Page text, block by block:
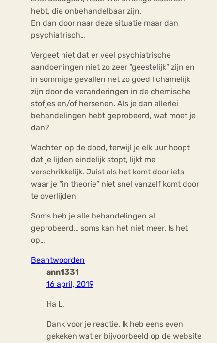
hebt, die onbehandelbaar zijn.
En dan door naar deze situatie maar dan
psychiatrisch…
Vergeet niet dat er veel psychiatrische
aandoeningen niet zo zeer “geestelijk” zijn en
in sommige gevallen net zo goed lichamelijk
zijn door de veranderingen in de chemische
stofjes en/of hersenen. Als je dan allerlei
behandelingen hebt geprobeerd, wat moet je
dan?
Wachten op de dood, terwijl je elk uur hoopt
dat je lijden eindelijk stopt, lijkt me
verschrikkelijk. Juist als het komt door iets
waar je “in theorie” niet snel vanzelf komt door
te overlijden.
Soms heb je alle behandelingen al
geprobeerd… soms kan het niet meer. Is het
op…
Beantwoorden
ann1331
16 april, 2019
Ha L,
Dank voor je reactie. Ik heb eens even
gekeken wat er bijvoorbeeld op de website